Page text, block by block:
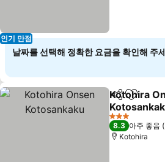
인기 만점
날짜를 선택해 정확한 요금을 확인해 주
공유 즐겨찾
Kotohira
요금 보기
3 성급
8.3 아주 좋음
Kotohira